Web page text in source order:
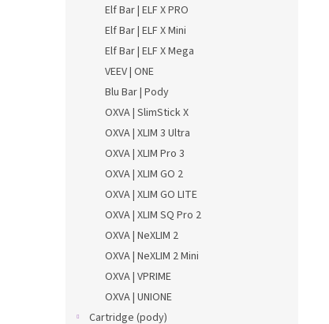
Elf Bar | ELF X PRO
Elf Bar | ELF X Mini
Elf Bar | ELF X Mega
VEEV | ONE
Blu Bar | Pody
OXVA | SlimStick X
OXVA | XLIM 3 Ultra
OXVA | XLIM Pro 3
OXVA | XLIM GO 2
OXVA | XLIM GO LITE
OXVA | XLIM SQ Pro 2
OXVA | NeXLIM 2
OXVA | NeXLIM 2 Mini
OXVA | VPRIME
OXVA | UNIONE
Cartridge (pody)